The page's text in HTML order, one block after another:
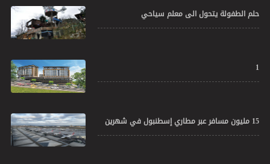
حلم الطفولة يتحول الى معلم سياحي
1
15 مليون مسافر عبر مطاري إسطنبول في شهرين